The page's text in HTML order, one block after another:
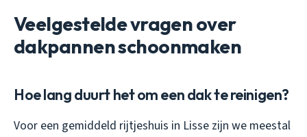
Veelgestelde vragen over
dakpannen schoonmaken
Hoe lang duurt het om een dak te reinigen?
Voor een gemiddeld rijtjeshuis in Lisse zijn we meestal